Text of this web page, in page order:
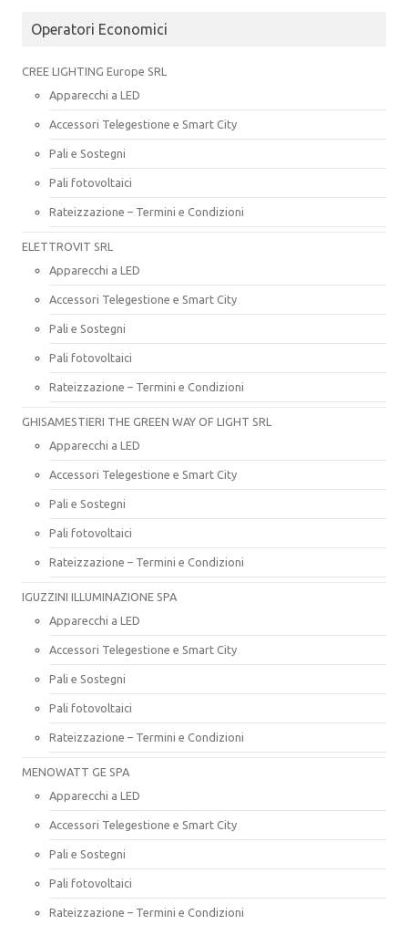
Operatori Economici
CREE LIGHTING Europe SRL
Apparecchi a LED
Accessori Telegestione e Smart City
Pali e Sostegni
Pali fotovoltaici
Rateizzazione – Termini e Condizioni
ELETTROVIT SRL
Apparecchi a LED
Accessori Telegestione e Smart City
Pali e Sostegni
Pali fotovoltaici
Rateizzazione – Termini e Condizioni
GHISAMESTIERI THE GREEN WAY OF LIGHT SRL
Apparecchi a LED
Accessori Telegestione e Smart City
Pali e Sostegni
Pali fotovoltaici
Rateizzazione – Termini e Condizioni
IGUZZINI ILLUMINAZIONE SPA
Apparecchi a LED
Accessori Telegestione e Smart City
Pali e Sostegni
Pali fotovoltaici
Rateizzazione – Termini e Condizioni
MENOWATT GE SPA
Apparecchi a LED
Accessori Telegestione e Smart City
Pali e Sostegni
Pali fotovoltaici
Rateizzazione – Termini e Condizioni